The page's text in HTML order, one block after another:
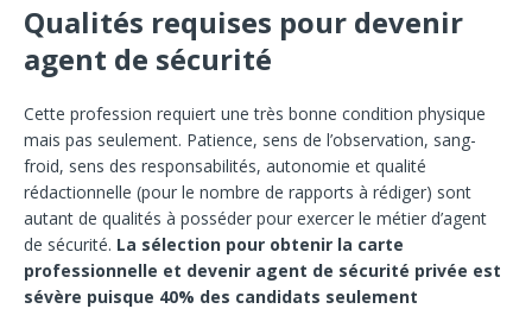
Qualités requises pour devenir
agent de sécurité
Cette profession requiert une très bonne condition physique
mais pas seulement. Patience, sens de l’observation, sang-
froid, sens des responsabilités, autonomie et qualité
rédactionnelle (pour le nombre de rapports à rédiger) sont
autant de qualités à posséder pour exercer le métier d’agent
de sécurité. La sélection pour obtenir la carte
professionnelle et devenir agent de sécurité privée est
sévère puisque 40% des candidats seulement